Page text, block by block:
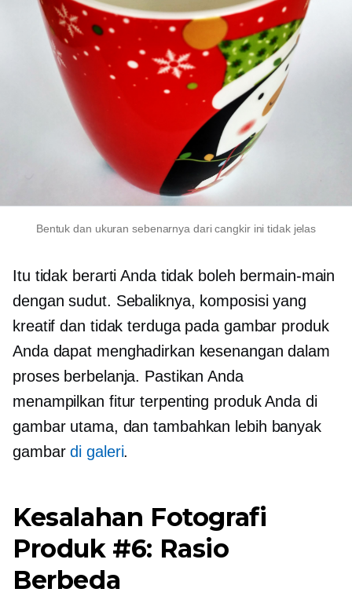
Bentuk dan ukuran sebenarnya dari cangkir ini tidak jelas
Itu tidak berarti Anda tidak boleh bermain-main
dengan sudut. Sebaliknya, komposisi yang
kreatif dan tidak terduga pada gambar produk
Anda dapat menghadirkan kesenangan dalam
proses berbelanja. Pastikan Anda
menampilkan fitur terpenting produk Anda di
gambar utama, dan tambahkan lebih banyak
gambardi galeri.
Kesalahan Fotografi
Produk #6: Rasio
Berbeda